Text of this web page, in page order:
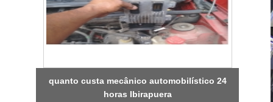
quanto custa mecânico automobilístico 24
horas Ibirapuera